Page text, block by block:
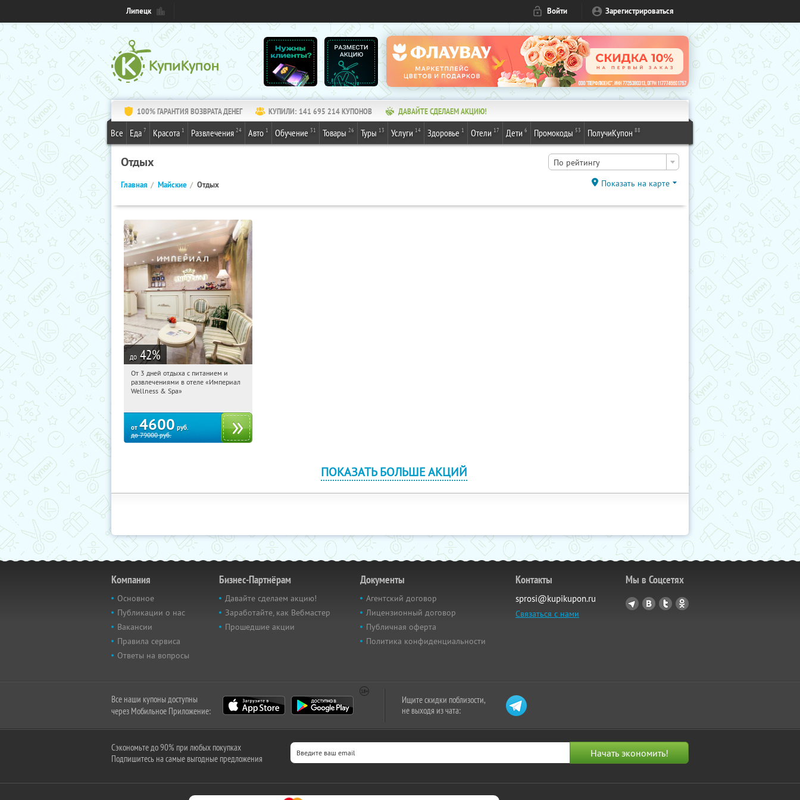
Липецк Войти Зарегистрироваться
100% ГАРАНТИЯ ВОЗВРАТА ДЕНЕГ КУПИЛИ: 141 695 214КУПОНОВ ДАВАЙТЕ СДЕЛАЕМ АКЦИЮ!
Все Еда 7 Красота 1 Развлечения 24 Авто 1 Обучение 31 Товары 26 Туры 13 Услуги 14 Здоровье 1 Отели 17 Дети 6 Промокоды 53 ПолучиКупон 88
Отдых По рейтингу
Главная Майские Отдых Показать на карте
до 42%
13:38:16 Купили:
Калужская обл., г. Обнинск, Киевское
От 3 дней отдыха с питанием и
развлечениями в отеле «Империал
Wellness & Spa»
от 4600 руб.
до79000руб.
ПОКАЗАТЬ БОЛЬШЕ АКЦИЙ
Компания
Основное
Публикации о нас
Вакансии
Правила сервиса
Ответы на вопросы
Бизнес-Партнёрам
Давайте сделаем акцию!
Заработайте, как Вебмастер
Прошедшие акции
Документы
Агентский договор
Лицензионный договор
Публичная оферта
Политика конфиденциальности
Контакты
sprosi@kupikupon.ru
Связаться с нами
Мы в Соцсетях
Все наши купоны доступны
через Мобильное Приложение:
Ищите скидки поблизости,
не выходя из чата:
Сэкономьте до 90% при любых покупках
Подпишитесь на самые выгодные предложения